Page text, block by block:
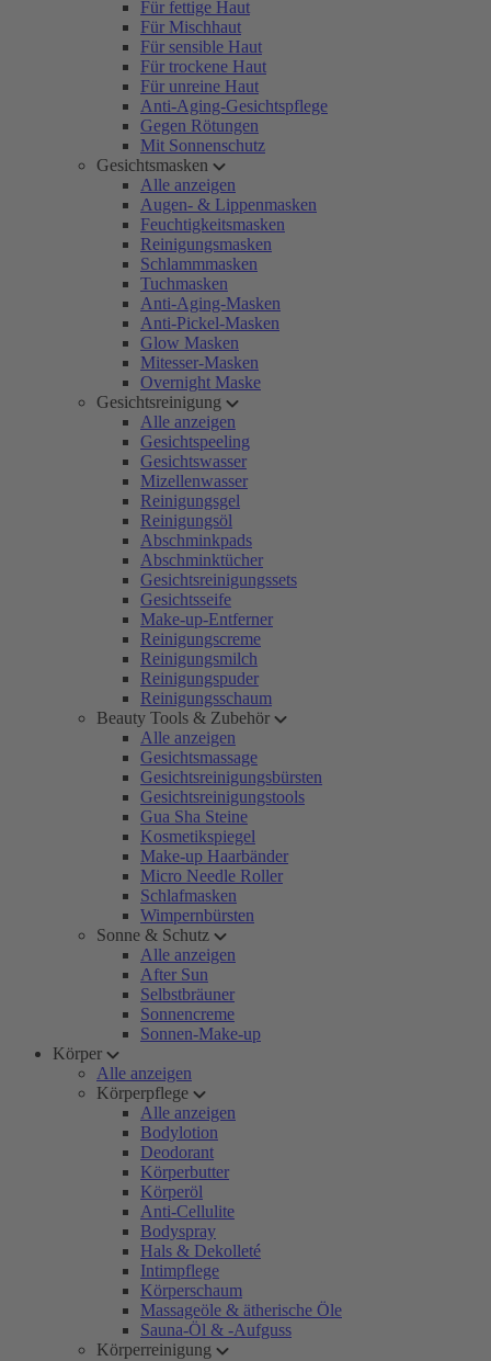
Für fettige Haut
Für Mischhaut
Für sensible Haut
Für trockene Haut
Für unreine Haut
Anti-Aging-Gesichtspflege
Gegen Rötungen
Mit Sonnenschutz
Gesichtsmasken
Alle anzeigen
Augen- & Lippenmasken
Feuchtigkeitsmasken
Reinigungsmasken
Schlammmasken
Tuchmasken
Anti-Aging-Masken
Anti-Pickel-Masken
Glow Masken
Mitesser-Masken
Overnight Maske
Gesichtsreinigung
Alle anzeigen
Gesichtspeeling
Gesichtswasser
Mizellenwasser
Reinigungsgel
Reinigungsöl
Abschminkpads
Abschminktücher
Gesichtsreinigungssets
Gesichtsseife
Make-up-Entferner
Reinigungscreme
Reinigungsmilch
Reinigungspuder
Reinigungsschaum
Beauty Tools & Zubehör
Alle anzeigen
Gesichtsmassage
Gesichtsreinigungsbürsten
Gesichtsreinigungstools
Gua Sha Steine
Kosmetikspiegel
Make-up Haarbänder
Micro Needle Roller
Schlafmasken
Wimpernbürsten
Sonne & Schutz
Alle anzeigen
After Sun
Selbstbräuner
Sonnencreme
Sonnen-Make-up
Körper
Alle anzeigen
Körperpflege
Alle anzeigen
Bodylotion
Deodorant
Körperbutter
Körperöl
Anti-Cellulite
Bodyspray
Hals & Dekolleté
Intimpflege
Körperschaum
Massageöle & ätherische Öle
Sauna-Öl & -Aufguss
Körperreinigung